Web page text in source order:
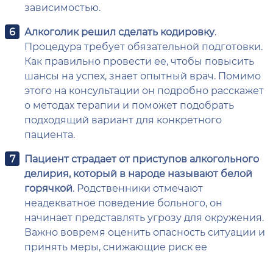
зависимостью.
Алкоголик решил сделать кодировку.
Процедура требует обязательной подготовки.
Как правильно провести ее, чтобы повысить
шансы на успех, знает опытный врач. Помимо
этого на консультации он подробно расскажет
о методах терапии и поможет подобрать
подходящий вариант для конкретного
пациента.
Пациент страдает от приступов алкогольного
делирия, который в народе называют белой
горячкой. Родственники отмечают
неадекватное поведение больного, он
начинает представлять угрозу для окружения.
Важно вовремя оценить опасность ситуации и
принять меры, снижающие риск ее